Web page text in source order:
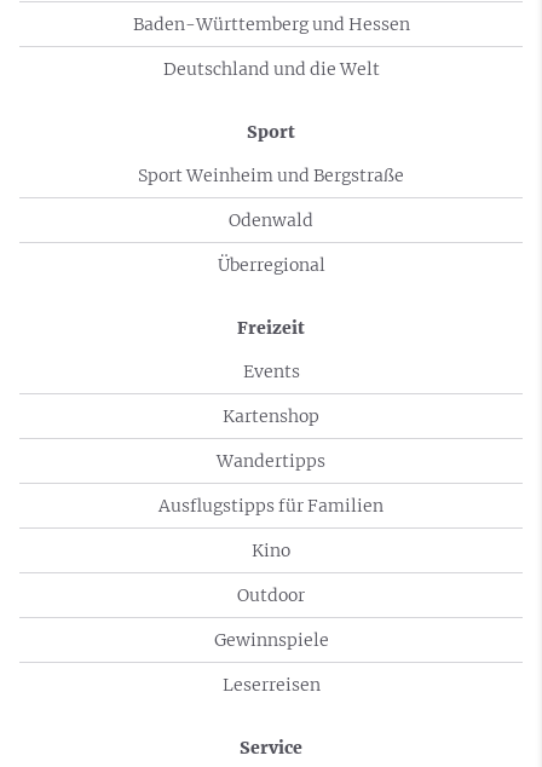
Baden-Württemberg und Hessen
Deutschland und die Welt
Sport
Sport Weinheim und Bergstraße
Odenwald
Überregional
Freizeit
Events
Kartenshop
Wandertipps
Ausflugstipps für Familien
Kino
Outdoor
Gewinnspiele
Leserreisen
Service